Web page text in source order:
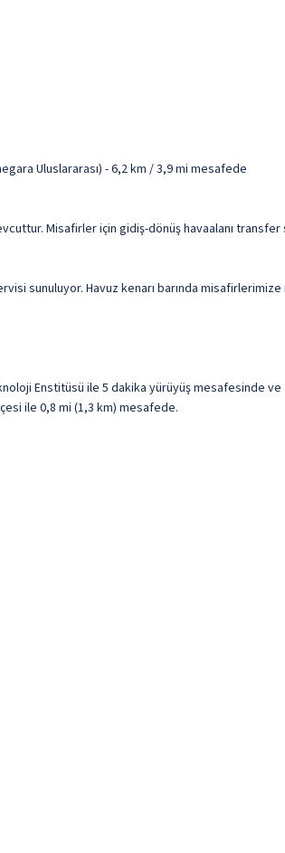
Uluslararası) - 6,2 km / 3,9 mi mesafede
Misafirler için gidiş-dönüş havaalanı
sunuluyor. Havuz kenarı barında
Enstitüsü ile 5 dakika yürüyüş mesafesinde
ile 0,8 mi (1,3 km) mesafede.